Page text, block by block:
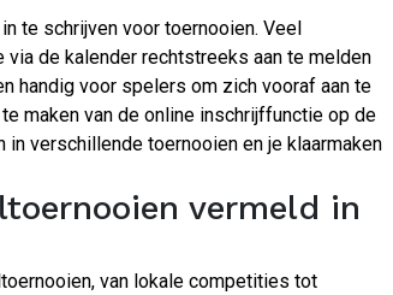
te schrijven voor toernooien. Veel
de kalender rechtstreeks aan te melden
handig voor spelers om zich vooraf aan te
maken van de online inschrijffunctie op de
verschillende toernooien en je klaarmaken
vermeld in
van lokale competities tot